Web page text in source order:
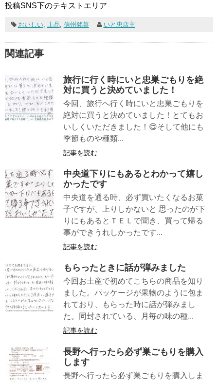
投稿SNS下のテキストエリア
おいしい, 上品 信州銘菓 いと忠店主
関連記事
旅行に行く時にいと忠巣ごもりを絶
対に買うと決めていました！
今回、旅行へ行く時にいと忠巣ごもりを
絶対に買うと決めていました！とてもお
いしくいただきました！😋そして他にも
季節ものや種類...
記事を読む
中央道下りにもあるとわかって嬉し
かったです
中央道を通る時、必ず買いたくなるお菓
子ですが、上りしかないと 思ったのが下
りにもあるとＴＥＬで聞き、買って帰る
事ができうれしかったです...
記事を読む
もらったときに話が弾みました
今回お土産で初めてこちらの商品を知り
ました。パッケージが果物のように包ま
れており、もらった時に話が弾みまし
た。同封されている、月毎の味の種...
記事を読む
長野へ行ったら必ず巣ごもりを購入
します
長野へ行ったら必ず巣ごもりを購入しま